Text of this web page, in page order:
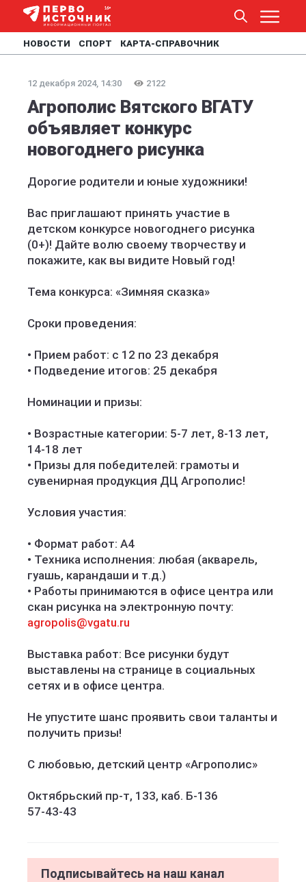
НОВОСТИ СПОРТ КАРТА-СПРАВОЧНИК
12 декабря 2024, 14:30 2122
Агрополис Вятского ВГАТУ
объявляет конкурс
новогоднего рисунка
Дорогие родители и юные художники!
Вас приглашают принять участие в
детском конкурсе новогоднего рисунка
(0+)! Дайте волю своему творчеству и
покажите, как вы видите Новый год!
Тема конкурса: «Зимняя сказка»
Сроки проведения:
• Прием работ: с 12 по 23 декабря
• Подведение итогов: 25 декабря
Номинации и призы:
• Возрастные категории: 5-7 лет, 8-13 лет,
14-18 лет
• Призы для победителей: грамоты и
сувенирная продукция ДЦ Агрополис!
Условия участия:
• Формат работ: А4
• Техника исполнения: любая (акварель,
гуашь, карандаши и т.д.)
• Работы принимаются в офисе центра или
скан рисунка на электронную почту:
agropolis@vgatu.ru
Выставка работ: Все рисунки будут
выставлены на странице в социальных
сетях и в офисе центра.
Не упустите шанс проявить свои таланты и
получить призы!
С любовью, детский центр «Агрополис»
Октябрьский пр-т, 133, каб. Б-136
57-43-43
Подписывайтесь на наш канал